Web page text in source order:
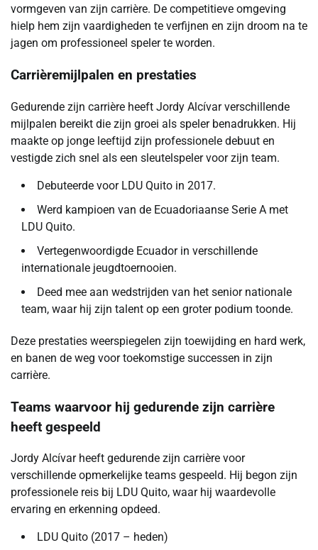
vormgeven van zijn carrière. De competitieve omgeving
hielp hem zijn vaardigheden te verfijnen en zijn droom na te
jagen om professioneel speler te worden.
Carrièremijlpalen en prestaties
Gedurende zijn carrière heeft Jordy Alcívar verschillende
mijlpalen bereikt die zijn groei als speler benadrukken. Hij
maakte op jonge leeftijd zijn professionele debuut en
vestigde zich snel als een sleutelspeler voor zijn team.
Debuteerde voor LDU Quito in 2017.
Werd kampioen van de Ecuadoriaanse Serie A met
LDU Quito.
Vertegenwoordigde Ecuador in verschillende
internationale jeugdtoernooien.
Deed mee aan wedstrijden van het senior nationale
team, waar hij zijn talent op een groter podium toonde.
Deze prestaties weerspiegelen zijn toewijding en hard werk,
en banen de weg voor toekomstige successen in zijn
carrière.
Teams waarvoor hij gedurende zijn carrière
heeft gespeeld
Jordy Alcívar heeft gedurende zijn carrière voor
verschillende opmerkelijke teams gespeeld. Hij begon zijn
professionele reis bij LDU Quito, waar hij waardevolle
ervaring en erkenning opdeed.
LDU Quito (2017 – heden)